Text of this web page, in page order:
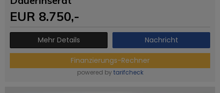
EUR 8.750,-
Mehr Details Nachricht
Finanzierungs-Rechner
powered by tarifcheck